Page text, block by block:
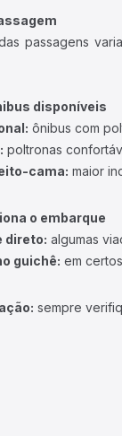
passagens
disponíveis
ônibus com
poltronas
cama: maior
o embarque
direto: algumas
guichê: em
sempre